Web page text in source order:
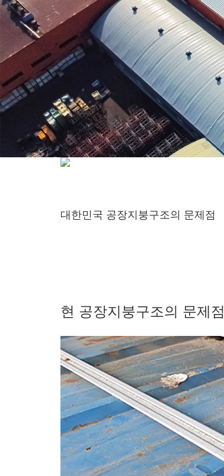
대한민국 공장지붕구조의 문제점
현 공장지붕구조의 문제점